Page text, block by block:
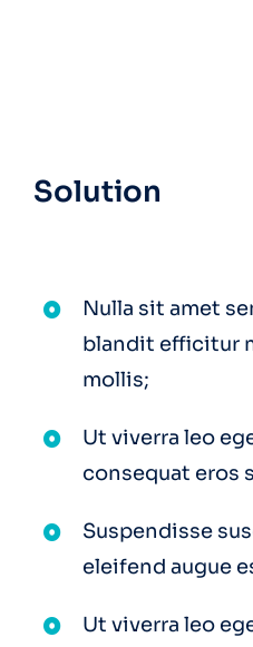
Solution
Nulla sit amet
blandit efficitur
mollis;
Ut viverra leo
consequat eros
Suspendisse
eleifend augue
Ut viverra leo